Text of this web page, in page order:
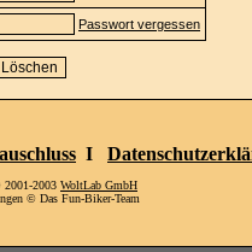
Passwort vergessen
I
2003 WoltLab GmbH
© Das Fun-Biker-Team